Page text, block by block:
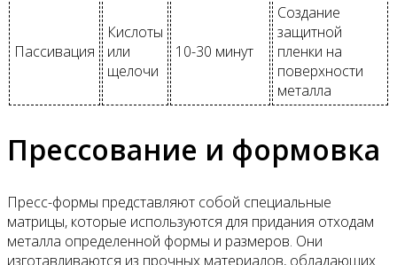
Пассивация
Кислоты
или
щелочи
10-30 минут
Создание
защитной
пленки на
поверхности
металла
Прессование и формовка
Пресс-формы представляют собой специальные
матрицы, которые используются для придания отходам
металла определенной формы и размеров. Они
изготавливаются из прочных материалов, обладающих